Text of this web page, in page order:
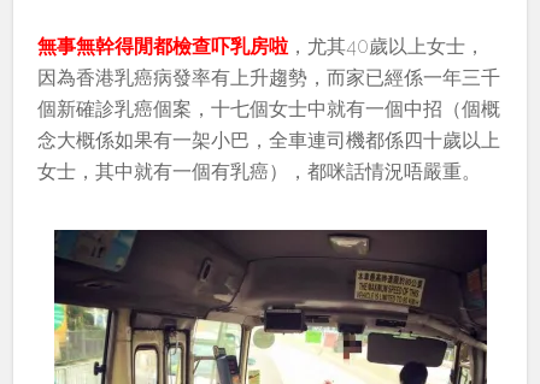
無事無幹得閒都檢查吓乳房啦 ，尤其40歲以上女士，
因為香港乳癌病發率有上升趨勢，而家已經係一年三千
個新確診乳癌個案，十七個女士中就有一個中招（個概
念大概係如果有一架小巴，全車連司機都係四十歲以上
女士，其中就有一個有乳癌），都咪話情況唔嚴重。